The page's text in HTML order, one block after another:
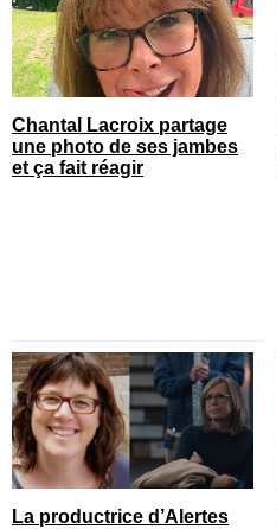
Chantal Lacroix partage
une photo de ses jambes
et ça fait réagir
La productrice d’Alertes